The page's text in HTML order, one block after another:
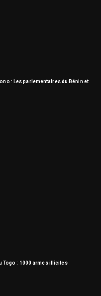
: Les parlementaires du Bénin et
Togo : 1000 armes illicites